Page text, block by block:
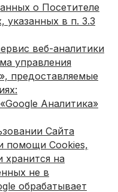
о Посетителе
указанных в п. 3.3
веб-аналитики
управления
предоставляемые
Аналитика»
Сайта
помощи Cookies,
хранится на
не в
обрабатывает